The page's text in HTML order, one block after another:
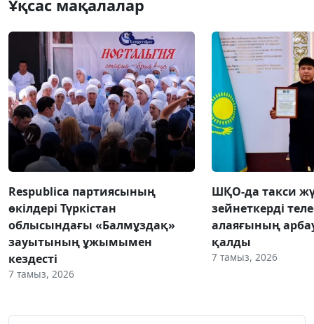
Ұқсас мақалалар
Respublica партиясының
өкілдері Түркістан
облысындағы «Балмұздақ»
зауытының ұжымымен
кездесті
7 тамыз, 2026
ШҚО-да такси
зейнеткерді
алаяғының
қалды
7 тамыз, 2026